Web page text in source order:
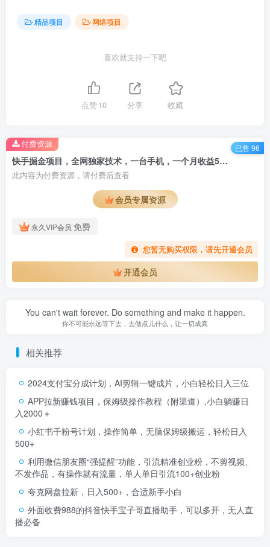
精品项目 网络项目
喜欢就支持一下吧
点赞10 分享 收藏
快手掘金项目，全网独家技术，一台手机，一个月收益5000+，简单暴利
此内容为付费资源，请付费后查看
会员专属资源
永久VIP会员 免费
您暂无购买权限，请先开通会员
开通会员
付费资源 已售 96
You can't wait forever. Do something and make it happen.
你不可能永远等下去，去做点儿什么，让一切成真
相关推荐
2024支付宝分成计划，AI剪辑一键成片，小白轻松日入三位
APP拉新赚钱项目，保姆级操作教程（附渠道）,小白躺赚日
入2000＋
小红书千粉号计划，操作简单，无脑保姆级搬运，轻松日入
500+
利用微信朋友圈“强提醒”功能，引流精准创业粉，不剪视频、
不发作品，有操作就有流量，单人单日引流100+创业粉
夸克网盘拉新，日入500+，合适新手小白
外面收费988的抖音快手宝子哥直播助手，可以多开，无人直
播必备